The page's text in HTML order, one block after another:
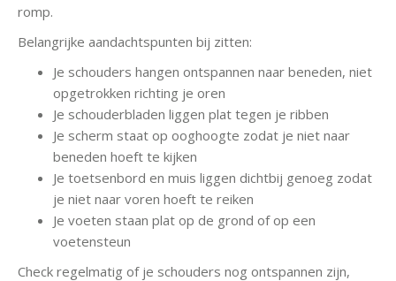
romp.
Belangrijke aandachtspunten bij zitten:
Je schouders hangen ontspannen naar beneden, niet
opgetrokken richting je oren
Je schouderbladen liggen plat tegen je ribben
Je scherm staat op ooghoogte zodat je niet naar
beneden hoeft te kijken
Je toetsenbord en muis liggen dichtbij genoeg zodat
je niet naar voren hoeft te reiken
Je voeten staan plat op de grond of op een
voetensteun
Check regelmatig of je schouders nog ontspannen zijn,